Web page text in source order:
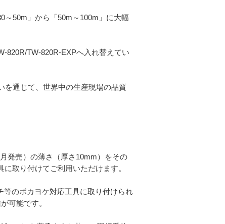
～50m」から「50m～100m」に大幅
820R/TW-820R-EXPへ入れ替えてい
を通じて、世界中の生産現場の品質
発売）の薄さ（厚さ10mm）をその
取り付けてご利用いただけます。
等のポカヨケ対応工具に取り付けられ
可能です。